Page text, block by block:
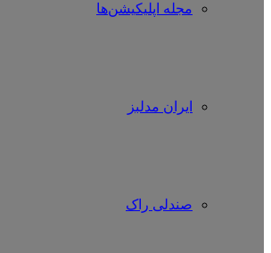
مجله اپلیکیشن‌ها
ایران مدلبز
صندلی راک